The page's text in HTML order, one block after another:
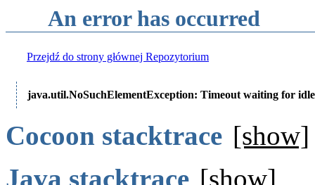
An error has occurred
Przejdź do strony głównej Repozytorium
java.util.NoSuchElementException: Timeout waiting for
Cocoon stacktrace [show]
Java stacktrace [show]